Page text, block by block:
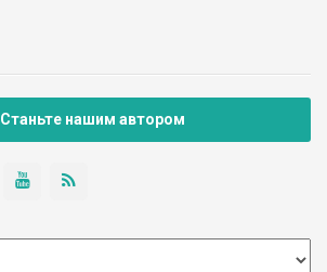
Станьте нашим автором